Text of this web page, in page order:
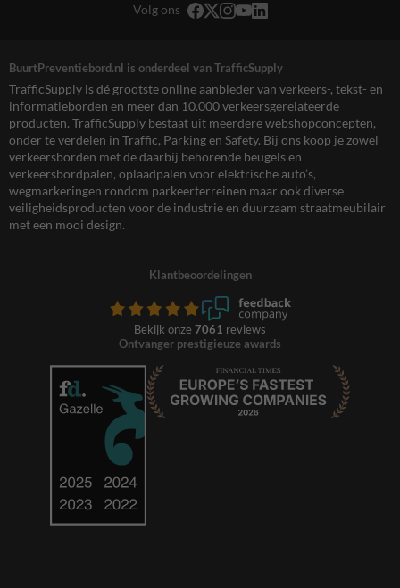
Volg ons
BuurtPreventiebord.nl is onderdeel van TrafficSupply
TrafficSupply is dé grootste online aanbieder van verkeers-, tekst- en
informatieborden en meer dan 10.000 verkeersgerelateerde
producten. TrafficSupply bestaat uit meerdere webshopconcepten,
onder te verdelen in Traffic, Parking en Safety. Bij ons koop je zowel
verkeersborden met de daarbij behorende beugels en
verkeersbordpalen, oplaadpalen voor elektrische auto’s,
wegmarkeringen rondom parkeerterreinen maar ook diverse
veiligheidsproducten voor de industrie en duurzaam straatmeubilair
met een mooi design.
Klantbeoordelingen
Bekijk onze 7061 reviews
Ontvanger prestigieuze awards